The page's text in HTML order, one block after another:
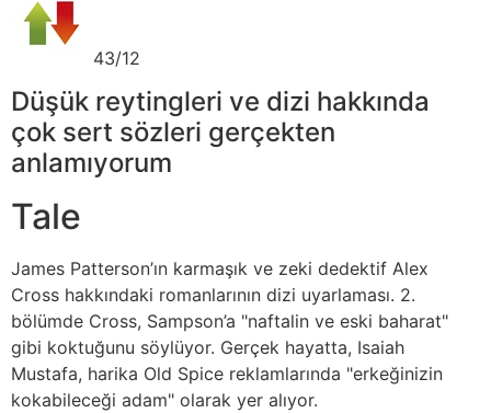
43/12
Düşük reytingleri ve dizi hakkında
çok sert sözleri gerçekten
anlamıyorum
Tale
James Patterson’ın karmaşık ve zeki dedektif Alex
Cross hakkındaki romanlarının dizi uyarlaması. 2.
bölümde Cross, Sampson’a "naftalin ve eski baharat"
gibi koktuğunu söylüyor. Gerçek hayatta, Isaiah
Mustafa, harika Old Spice reklamlarında "erkeğinizin
kokabileceği adam" olarak yer alıyor.